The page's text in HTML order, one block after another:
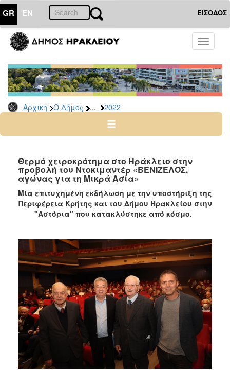
GR EN ΕΙΣΟΔΟΣ
Toggle
Αρχική Ο Δήμος ... 2022
ΔΗΜΟΣ
Δελτία
Τύπου
Αρχείο
2026
2024
2022
2021
2020
2019
2017
2016
2015
2013
2012
Θερμό χειροκρότημα στο Ηράκλειο στην
προβολή του Ντοκιμαντέρ «ΒΕΝΙΖΕΛΟΣ,
αγώνας για τη Μικρά Ασία»
Μία επιτυχημένη εκδήλωση με την υποστήριξη της
Περιφέρεια Κρήτης και του Δήμου Ηρακλείου στην
"Αστόρια" που κατακλύστηκε από κόσμο.